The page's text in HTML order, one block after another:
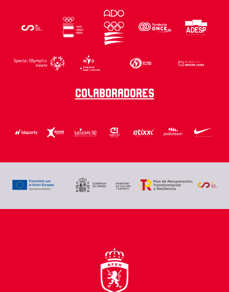
Colaboradores